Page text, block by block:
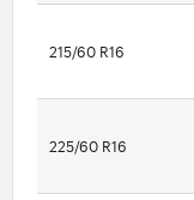
215/60 R16
225/60 R16